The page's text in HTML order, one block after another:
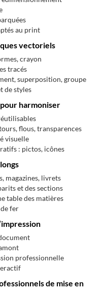
au print
vectoriels
crayon
tracés
superposition, groupe
de styles
harmoniser
flous, transparences
visuelle
: pictos, icônes
magazines, livrets
et des sections
table des matières
fer
professionnelle
de mise en